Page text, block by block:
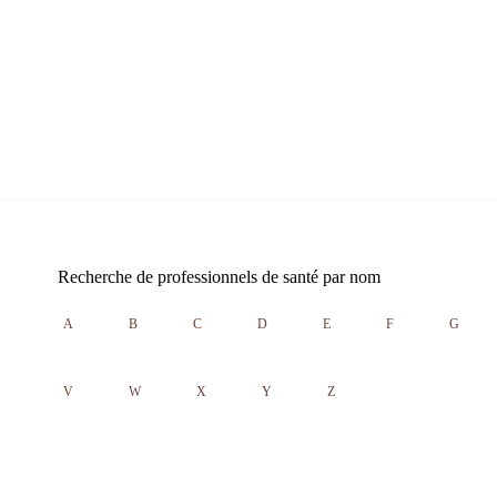
Recherche de professionnels de santé par nom
A B C D E F G
V W X Y Z